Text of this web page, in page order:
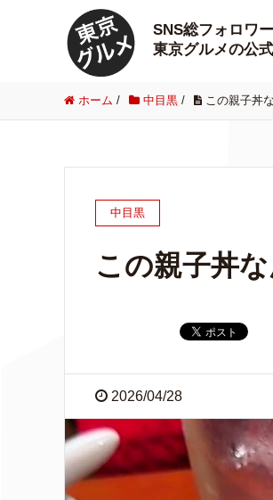
SNS総フォロワ
東京グルメの公
ホーム / 中目黒 / この親子丼
中目黒
この親子丼
2026/04/28